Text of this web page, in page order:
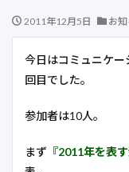
2011年12月5日 お
今日はコミュニケ
回目でした。
参加者は10人。
まず 『2011年を表